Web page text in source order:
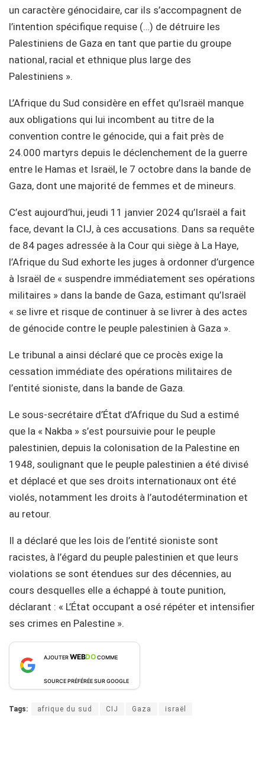
un caractère génocidaire, car ils s’accompagnent de
l’intention spécifique requise (…) de détruire les
Palestiniens de Gaza en tant que partie du groupe
national, racial et ethnique plus large des
Palestiniens ».
L’Afrique du Sud considère en effet qu’Israël manque
aux obligations qui lui incombent au titre de la
convention contre le génocide, qui a fait près de
24.000 martyrs depuis le déclenchement de la guerre
entre le Hamas et Israël, le 7 octobre dans la bande de
Gaza, dont une majorité de femmes et de mineurs.
C’est aujourd’hui, jeudi 11 janvier 2024 qu’Israël a fait
face, devant la CIJ, à ces accusations. Dans sa requête
de 84 pages adressée à la Cour qui siège à La Haye,
l’Afrique du Sud exhorte les juges à ordonner d’urgence
à Israël de « suspendre immédiatement ses opérations
militaires » dans la bande de Gaza, estimant qu’Israël
« se livre et risque de continuer à se livrer à des actes
de génocide contre le peuple palestinien à Gaza ».
Le tribunal a ainsi déclaré que ce procès exige la
cessation immédiate des opérations militaires de
l’entité sioniste, dans la bande de Gaza.
Le sous-secrétaire d’État d’Afrique du Sud a estimé
que la « Nakba » s’est poursuivie pour le peuple
palestinien, depuis la colonisation de la Palestine en
1948, soulignant que le peuple palestinien a été divisé
et déplacé et que ses droits internationaux ont été
violés, notamment les droits à l’autodétermination et
au retour.
Il a déclaré que les lois de l’entité sioniste sont
racistes, à l’égard du peuple palestinien et que leurs
violations se sont étendues sur des décennies, au
cours desquelles elle a échappé à toute punition,
déclarant : « L’État occupant a osé répéter et intensifier
ses crimes en Palestine ».
AJOUTERWEBDOCOMME
SOURCE PRÉFÉRÉE SUR GOOGLE
Tags: afrique du sud CIJ Gaza israël